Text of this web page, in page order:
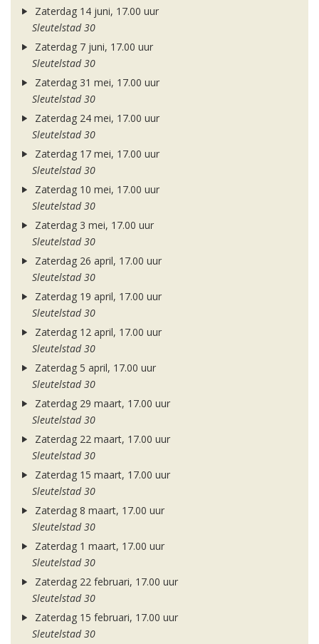
Zaterdag 14 juni, 17.00 uur
Sleutelstad 30
Zaterdag 7 juni, 17.00 uur
Sleutelstad 30
Zaterdag 31 mei, 17.00 uur
Sleutelstad 30
Zaterdag 24 mei, 17.00 uur
Sleutelstad 30
Zaterdag 17 mei, 17.00 uur
Sleutelstad 30
Zaterdag 10 mei, 17.00 uur
Sleutelstad 30
Zaterdag 3 mei, 17.00 uur
Sleutelstad 30
Zaterdag 26 april, 17.00 uur
Sleutelstad 30
Zaterdag 19 april, 17.00 uur
Sleutelstad 30
Zaterdag 12 april, 17.00 uur
Sleutelstad 30
Zaterdag 5 april, 17.00 uur
Sleutelstad 30
Zaterdag 29 maart, 17.00 uur
Sleutelstad 30
Zaterdag 22 maart, 17.00 uur
Sleutelstad 30
Zaterdag 15 maart, 17.00 uur
Sleutelstad 30
Zaterdag 8 maart, 17.00 uur
Sleutelstad 30
Zaterdag 1 maart, 17.00 uur
Sleutelstad 30
Zaterdag 22 februari, 17.00 uur
Sleutelstad 30
Zaterdag 15 februari, 17.00 uur
Sleutelstad 30